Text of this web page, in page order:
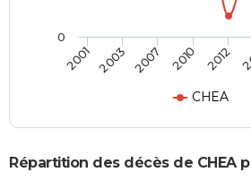
CHEA
2001 2003 2007 2010 2012
0
Répartition des décès de CHEA